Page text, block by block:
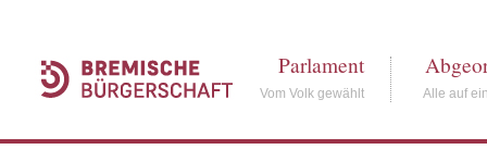
Parlament
Vom Volk gewählt Alle auf